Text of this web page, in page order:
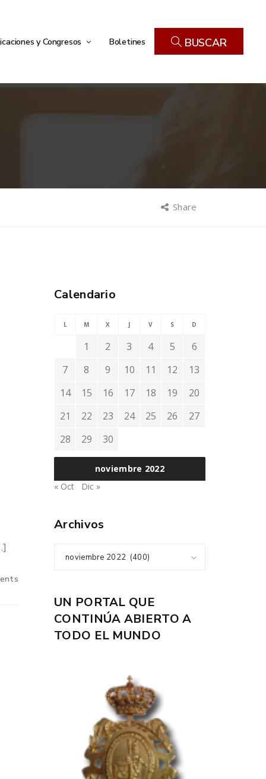
y Congresos Boletines BUSCAR
Share
Calendario
noviembre 2022
L M X J V S D
1 2 3 4 5
6
7
8 9 10 11 12
13
14
15 16 17 18 19
20
21
22 23 24 25 26
27
28
29 30
« Oct Dic »
Archivos
noviembre 2022 (400)
UN PORTAL QUE
CONTINÚA ABIERTO A
TODO EL MUNDO